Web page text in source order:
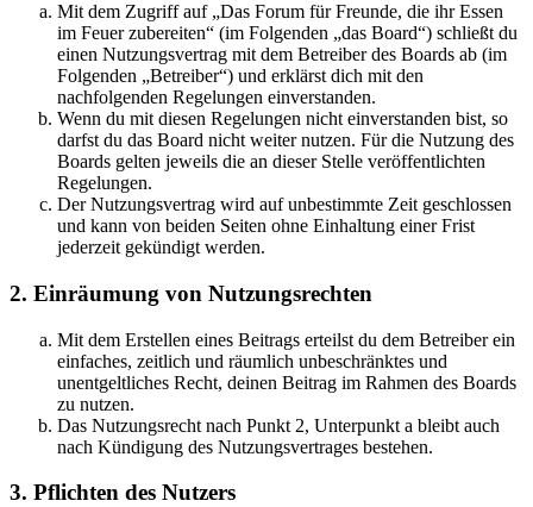
Mit dem Zugriff auf „Das Forum für Freunde, die ihr Essen
im Feuer zubereiten“ (im Folgenden „das Board“) schließt du
einen Nutzungsvertrag mit dem Betreiber des Boards ab (im
Folgenden „Betreiber“) und erklärst dich mit den
nachfolgenden Regelungen einverstanden.
Wenn du mit diesen Regelungen nicht einverstanden bist, so
darfst du das Board nicht weiter nutzen. Für die Nutzung des
Boards gelten jeweils die an dieser Stelle veröffentlichten
Regelungen.
Der Nutzungsvertrag wird auf unbestimmte Zeit geschlossen
und kann von beiden Seiten ohne Einhaltung einer Frist
jederzeit gekündigt werden.
2. Einräumung von Nutzungsrechten
Mit dem Erstellen eines Beitrags erteilst du dem Betreiber ein
einfaches, zeitlich und räumlich unbeschränktes und
unentgeltliches Recht, deinen Beitrag im Rahmen des Boards
zu nutzen.
Das Nutzungsrecht nach Punkt 2, Unterpunkt a bleibt auch
nach Kündigung des Nutzungsvertrages bestehen.
3. Pflichten des Nutzers